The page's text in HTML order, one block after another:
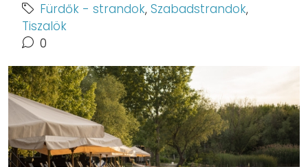
Fürdők - strandok, Szabadstrandok,
Tiszalök
0